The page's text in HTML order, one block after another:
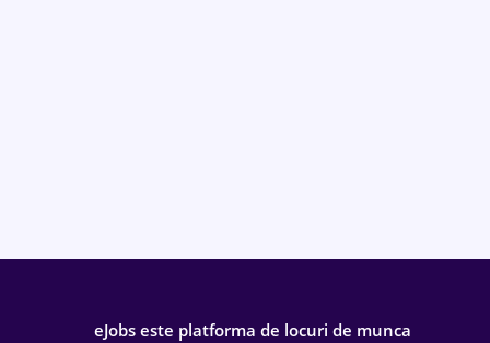
eJobs este platforma de locuri de munca